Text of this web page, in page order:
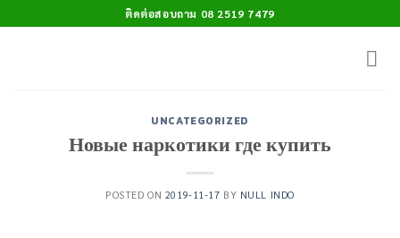
to
ติดต่อสอบถาม 08 2519 7479
UNCATEGORIZED
Новые наркотики где купить
POSTED ON 2019-11-17 BY NULL INDO